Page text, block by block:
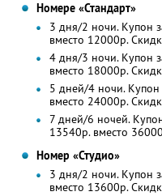
Номере «Стандарт»
3 дня/2 ночи. Купон
вместо 12000р.
4 дня/3 ночи. Купон
вместо 18000р.
5 дней/4 ночи. Купон
вместо 24000р.
7 дней/6 ночей.
13540р. вместо
Номер «Студио»
3 дня/2 ночи. Купон
вместо 13600р.